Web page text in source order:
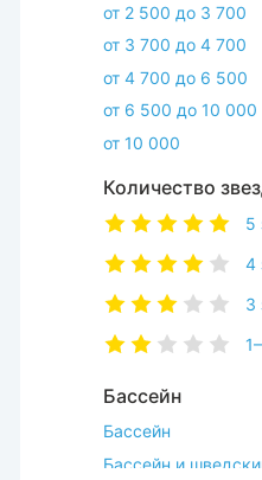
от 2 500 до 3 700
от 3 700 до 4 700
от 4 700 до 6 500
от 6 500 до 10 000
от 10 000
Количество
5
4
3
Бассейн
Бассейн
Бассейн и